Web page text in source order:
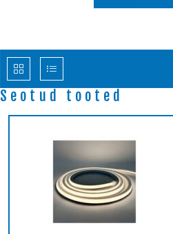
Seotud tooted